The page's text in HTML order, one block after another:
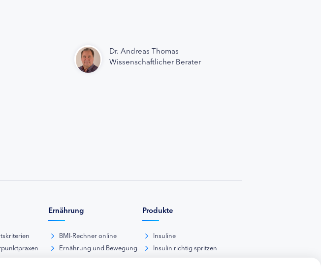
Dr. Andreas Thomas
Wissenschaftlicher Berater
Ernährung
BMI-Rechner online
Ernährung und Bewegung
Produkte
Insuline
Insulin richtig spritzen